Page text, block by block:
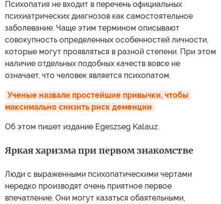
Психопатия не входит в перечень официальных
психиатрических диагнозов как самостоятельное
заболевание. Чаще этим термином описывают
совокупность определенных особенностей личности,
которые могут проявляться в разной степени. При этом
наличие отдельных подобных качеств вовсе не
означает, что человек является психопатом.
Ученые назвали простейшие привычки, чтобы
максимально снизить риск деменции
Об этом пишет издание Egeszseg Kalauz.
Яркая харизма при первом знакомстве
Люди с выраженными психопатическими чертами
нередко производят очень приятное первое
впечатление. Они могут казаться обаятельными,